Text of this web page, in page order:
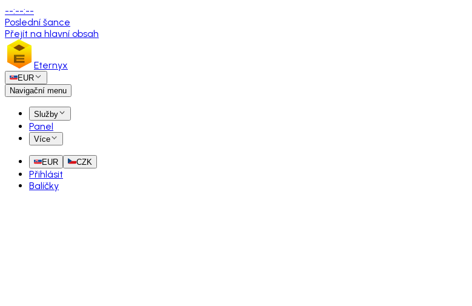
--:--:--
Poslední šance
Přejít na hlavní obsah
Eternyx
EUR
Navigační menu
Služby
Panel
Více
EUR CZK
Přihlásit
Balíčky